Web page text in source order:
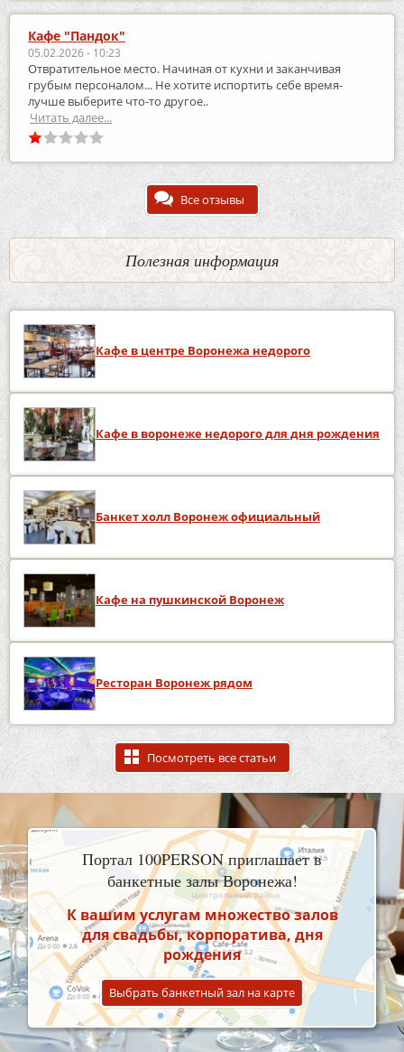
Кафе "Пандок"
05.02.2026 - 10:23
Отвратительное место. Начиная от кухни и заканчивая
грубым персоналом... Не хотите испортить себе время-
лучше выберите что-то другое..
Читать далее...
Все отзывы
Полезная информация
Кафе в центре Воронежа недорого
Кафе в воронеже недорого для дня рождения
Банкет холл Воронеж официальный
Кафе на пушкинской Воронеж
Ресторан Воронеж рядом
Посмотреть все статьи
Портал 100PERSON приглашает в
банкетные залы Воронежа!
К вашим услугам множество залов
для свадьбы, корпоратива, дня
рождения
Выбрать банкетный зал на карте